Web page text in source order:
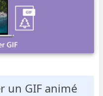
un GIF animé